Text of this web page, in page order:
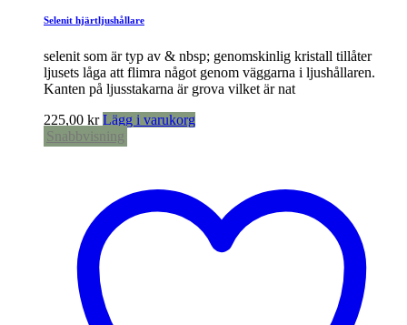
Selenit hjärtljushållare
selenit som är typ av & nbsp; genomskinlig kristall tillåter
ljusets låga att flimra något genom väggarna i ljushållaren.
Kanten på ljusstakarna är grova vilket är nat
225,00 kr Lägg i varukorg
Snabbvisning